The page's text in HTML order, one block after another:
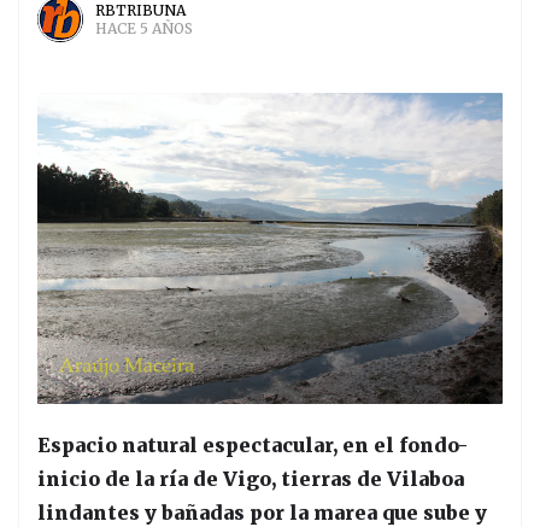
RBTRIBUNA
HACE 5 AÑOS
Espacio natural espectacular, en el fondo-
inicio de la ría de Vigo, tierras de Vilaboa
lindantes y bañadas por la marea que sube y